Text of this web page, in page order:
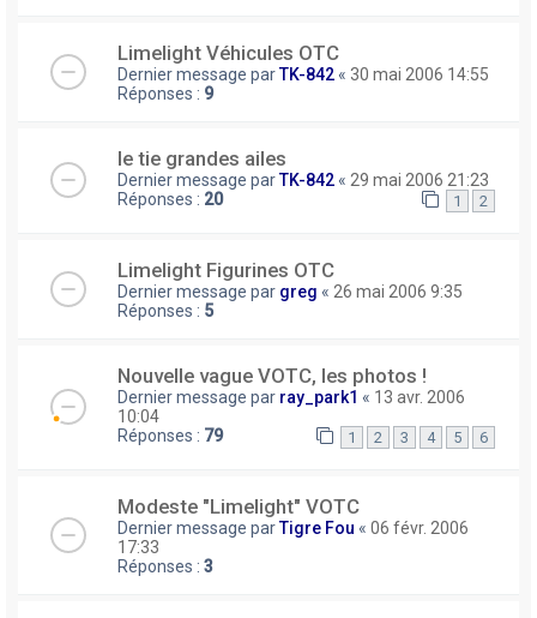
Limelight Véhicules OTC
Dernier message parTK-842 « 30 mai 2006 14:55
Réponses : 9
le tie grandes ailes
Dernier message parTK-842 « 29 mai 2006 21:23
Réponses : 20 1 2
Limelight Figurines OTC
Dernier message par greg « 26 mai 2006 9:35
Réponses : 5
Nouvelle vague VOTC, les photos !
Dernier message par ray_park1 « 13 avr. 2006
10:04
Réponses : 79 1 2 3 4 5 6
Modeste "Limelight" VOTC
Dernier message parTigre Fou « 06 févr. 2006
17:33
Réponses : 3